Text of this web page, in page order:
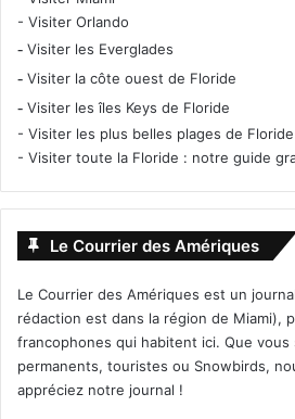
- Visiter Orlando
- Visiter les Everglades
- Visiter la côte ouest de Floride
- Visiter les îles Keys de Floride
- Visiter les plus belles plages de Floride
- Visiter toute la Floride : notre guide
Le Courrier des Amériques
Le Courrier des Amériques est un
rédaction est dans la région de Miami),
francophones qui habitent ici. Que vous
permanents, touristes ou Snowbirds,
appréciez notre journal !